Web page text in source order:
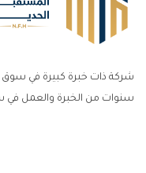
سنوات من الخبرة والعمل في